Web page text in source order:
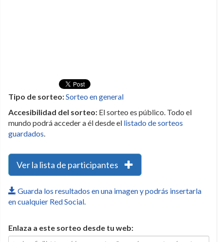
Tipo de sorteo:Sorteo en general
Accesibilidad del sorteo: El sorteo es público. Todo el
mundo podrá acceder a él desde el listado de sorteos
guardados.
Ver la lista de participantes
Guarda los resultados en una imagen y podrás insertarla
en cualquier Red Social.
Enlaza a este sorteo desde tu web: